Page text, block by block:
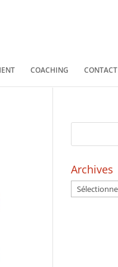
COACHING CONTACT
Archives